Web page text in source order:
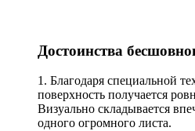
Достоинства
1. Благодаря специальной
поверхность получается
Визуально складывается
одного огромного листа.